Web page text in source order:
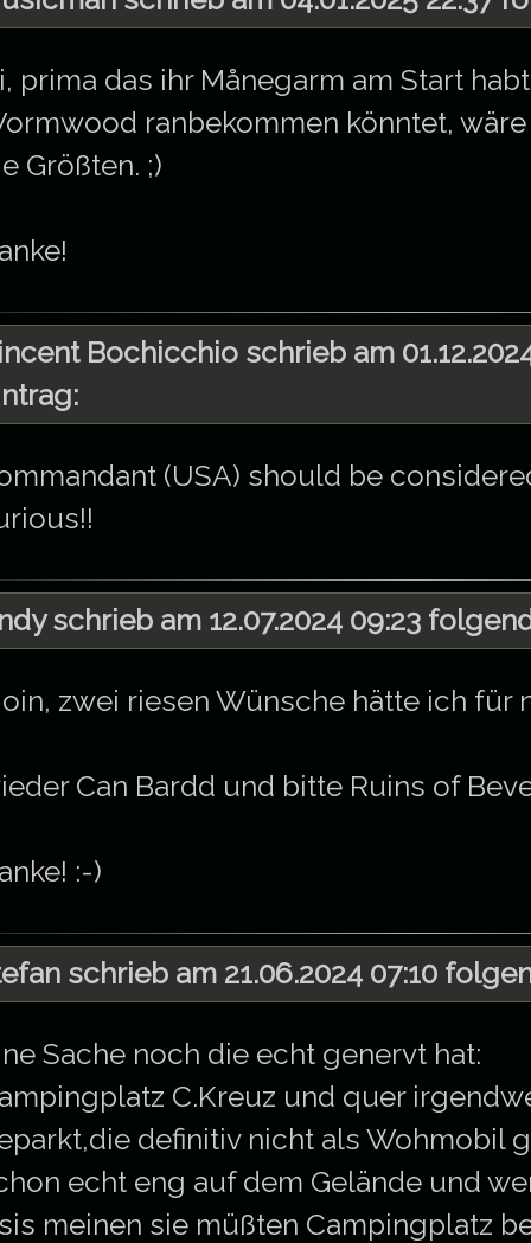
prima das ihr Månegarm am Start
ranbekommen könntet,
Größten. ;)
Bochicchio schrieb am
(USA) should be
schrieb am 12.07.2024 09:23
zwei riesen Wünsche hätte ich für
Can Bardd und bitte Ruins of
:-)
schrieb am 21.06.2024 07:10
Sache noch die echt genervt hat:
C.Kreuz und quer
definitiv nicht als Wohmobil
echt eng auf dem Gelände und
meinen sie müßten Campingplatz